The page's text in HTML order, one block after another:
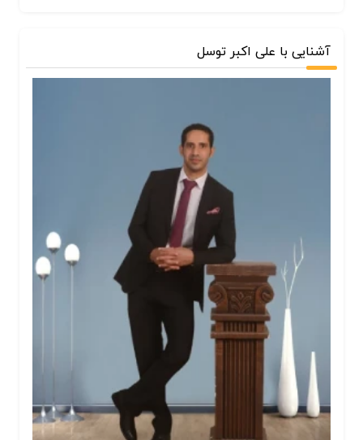
آشنایی با علی اکبر توسل